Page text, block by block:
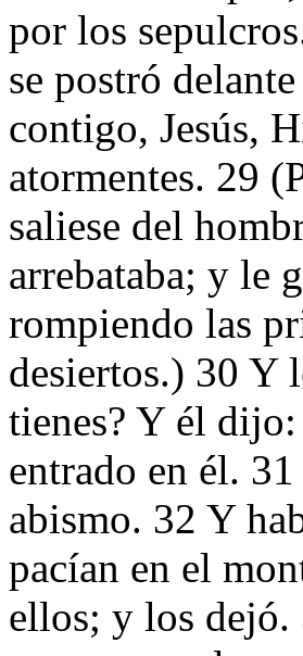
por los
se postró
contigo, Jesús,
atormentes. 29
saliese del
arrebataba; y le
rompiendo las
desiertos.) 30 Y
tienes? Y él
entrado en él.
abismo. 32 Y
pacían en el
ellos; y los dejó.